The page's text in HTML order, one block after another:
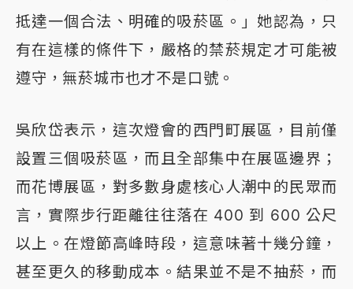
抵達一個合法、明確的吸菸區。」她認為，只
有在這樣的條件下，嚴格的禁菸規定才可能被
遵守，無菸城市也才不是口號。
吳欣岱表示，這次燈會的西門町展區，目前僅
設置三個吸菸區，而且全部集中在展區邊界；
而花博展區，對多數身處核心人潮中的民眾而
言，實際步行距離往往落在 400 到 600 公尺
以上。在燈節高峰時段，這意味著十幾分鐘，
甚至更久的移動成本。結果並不是不抽菸，而